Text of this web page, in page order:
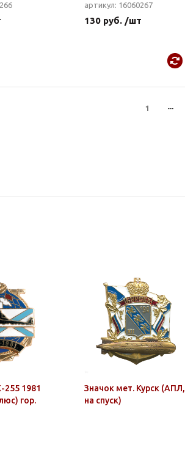
артикул: 16060267
130 руб. /шт
1
255 1981
гор.
Значок мет. Курск (АПЛ,
на спуск)